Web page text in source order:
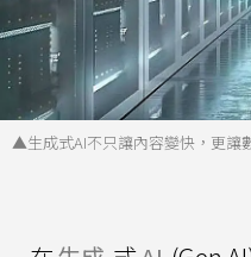
▲生成式AI不只讓內容變快，更讓